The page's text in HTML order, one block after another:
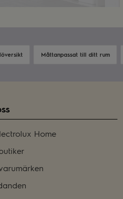
Måttanpassat till ditt rum
Home